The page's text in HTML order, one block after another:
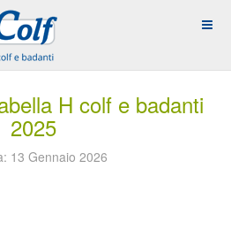
H colf e badanti
2025
13 Gennaio 2026